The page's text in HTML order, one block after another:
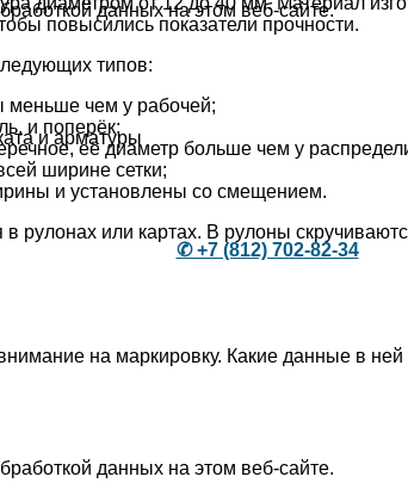
данных на этом веб-сайте.
и арматуры
✆ +7 (812) 702-82-34
данных на этом веб-сайте.
повысились показатели прочности.
типов:
меньше чем у рабочей;
и поперёк;
её диаметр больше чем у
ширине сетки;
и установлены со смещением.
в рулонах или картах. В рулоны
на маркировку. Какие данные в